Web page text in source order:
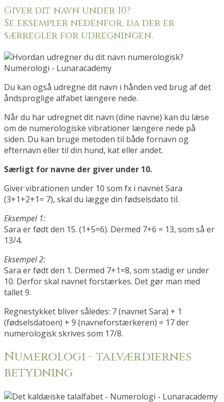
Giver dit navn under 10?
Se eksempler nedenfor, da der er
særregler for udregningen.
Du kan også udregne dit navn i hånden ved brug af det
åndsproglige alfabet længere nede.
Når du har udregnet dit navn (dine navne) kan du læse
om de numerologiske vibrationer længere nede på
siden. Du kan bruge metoden til både fornavn og
efternavn eller til din hund, kat eller andet.
Særligt for navne der giver under 10.
Giver vibrationen under 10 som fx i navnet Sara
(3+1+2+1= 7), skal du lægge din fødselsdato til.
Eksempel 1:
Sara er født den 15. (1+5=6). Dermed 7+6 = 13, som så er
13/4.
Eksempel 2:
Sara er født den 1. Dermed 7+1=8, som stadig er under
10. Derfor skal navnet forstærkes. Det gør man med
tallet 9.
Regnestykket bliver således: 7 (navnet Sara) + 1
(fødselsdatoen) + 9 (navneforstærkeren) = 17 der
numerologisk skrives som 17/8.
Numerologi - talværdiernes
betydning